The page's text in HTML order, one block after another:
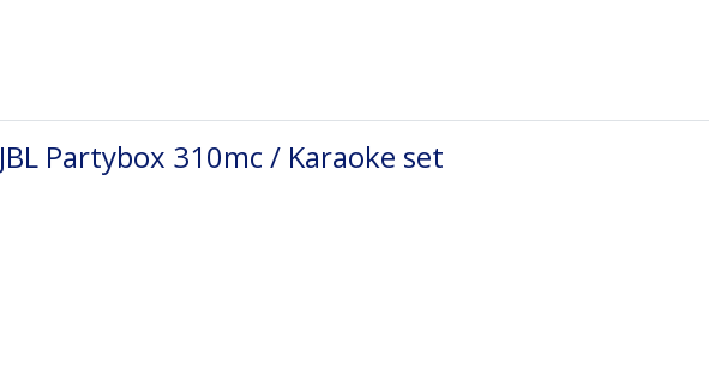
JBL Partybox 310mc / Karaoke set